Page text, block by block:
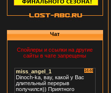
Чат
Спойлеры и ссылки на другие
сайты в чате запрещены